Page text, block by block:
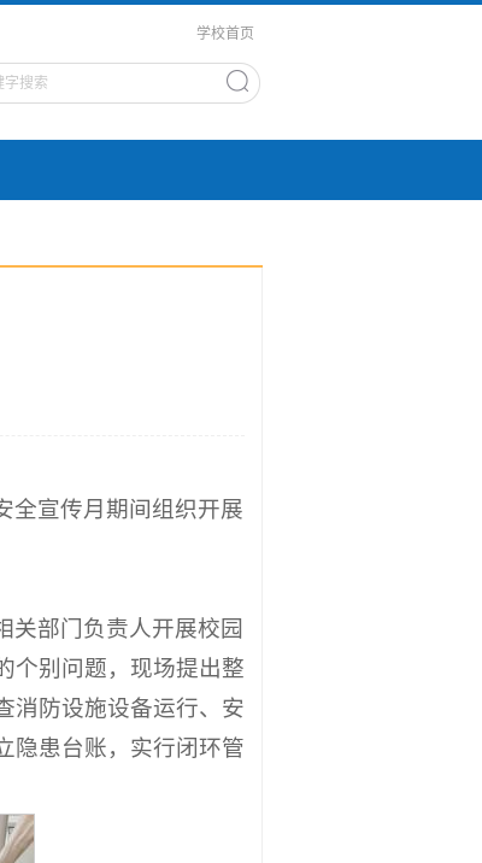
学校首页
全宣传月期间组织开展
关部门负责人开展校园
个别问题，现场提出整
消防设施设备运行、安
隐患台账，实行闭环管